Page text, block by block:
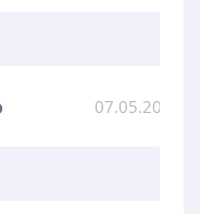
07.05.2024